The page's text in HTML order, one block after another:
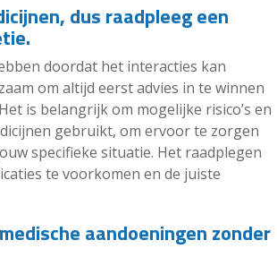
dus raadpleeg een
doordat het interacties kan
om altijd eerst advies in te winnen
is belangrijk om mogelijke risico’s en
gebruikt, om ervoor te zorgen
specifieke situatie. Het raadplegen
te voorkomen en de juiste
aandoeningen zonder